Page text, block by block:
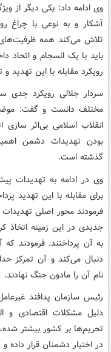
وی ادامه داد: یکی دیگر
آشکار و به نوعی با چراغ
تلاش می‌کند همه ظرفیت‌های
باید با یک انسجام و اتحاد
رویکرد مقابله با این تهدید
سردار جلالی رویکرد جدی
مختلف دانست و گفت:
انقلاب اسلامی بی‌اثر
بودن تهدیدات دشمن
گذشته است.
وی در ادامه به تهدیدات
برای مقابله با این تهدید
فرمودند محور اصلی
جدیدی در این زمینه اتخاذ
به آن پرداختند. فرمودند که
دنبال می‌کند و آن تمرکز
نام آن را مادون جنگ نهادند.
رئیس سازمان پدافند
دلیل مشکلات اقتصادی و
تحریم‌ها بر کشور بیشتر
در اختیار دشمنان قرار داده